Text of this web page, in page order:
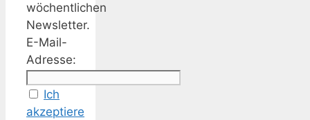
wöchentlichen
Newsletter.
E-Mail-
Adresse:
Ich
akzeptiere